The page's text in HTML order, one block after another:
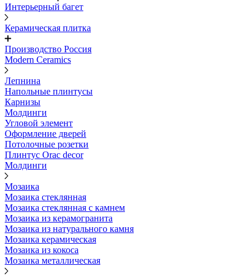
Интерьерный багет
Керамическая плитка
Производство Россия
Modern Ceramics
Лепнина
Напольные плинтусы
Карнизы
Молдинги
Угловой элемент
Оформление дверей
Потолочные розетки
Плинтус Orac decor
Молдинги
Мозаика
Мозаика стеклянная
Мозаика стеклянная с камнем
Мозаика из керамогранита
Мозаика из натурального камня
Мозаика керамическая
Мозаика из кокоса
Мозаика металлическая